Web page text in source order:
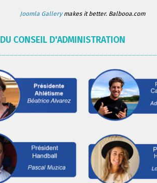
Joomla Gallerymakes it better. Balbooa.com
CONSEIL D'ADMINISTRATION